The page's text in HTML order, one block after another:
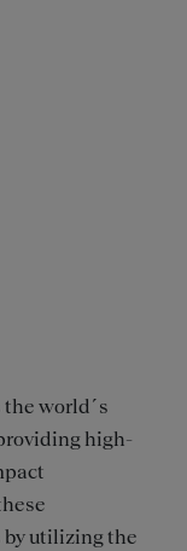
world´s
high-
utilizing the